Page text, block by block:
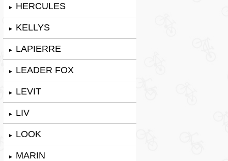
► HERCULES
► KELLYS
► LAPIERRE
► LEADER FOX
► LEVIT
► LIV
► LOOK
► MARIN